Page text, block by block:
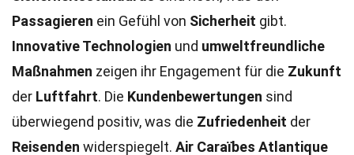
Passagieren ein Gefühl von Sicherheit gibt.
Innovative Technologien und umweltfreundliche
Maßnahmen zeigen ihr Engagement für die Zukunft
der Luftfahrt. Die Kundenbewertungen sind
überwiegend positiv, was die Zufriedenheit der
Reisenden widerspiegelt. Air Caraïbes Atlantique